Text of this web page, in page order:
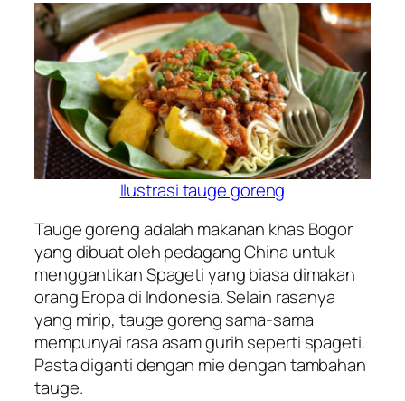
Ilustrasi tauge goreng
Tauge goreng adalah makanan khas Bogor
yang dibuat oleh pedagang China untuk
menggantikan Spageti yang biasa dimakan
orang Eropa di Indonesia. Selain rasanya
yang mirip, tauge goreng sama-sama
mempunyai rasa asam gurih seperti spageti.
Pasta diganti dengan mie dengan tambahan
tauge.